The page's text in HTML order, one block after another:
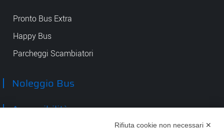
Pronto Bus Extra
Happy Bus
Parcheggi Scambiatori
Noleggio Bus
Accessibilità
Rifiuta cookie non necessari ✕